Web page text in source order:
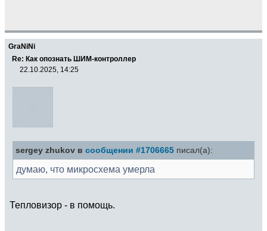
GraNiNi
Re: Как опознать ШИМ-контроллер
22.10.2025, 14:25
sergey zhukov в сообщении #1706665 писал(а):
думаю, что микросхема умерла
Тепловизор - в помощь.